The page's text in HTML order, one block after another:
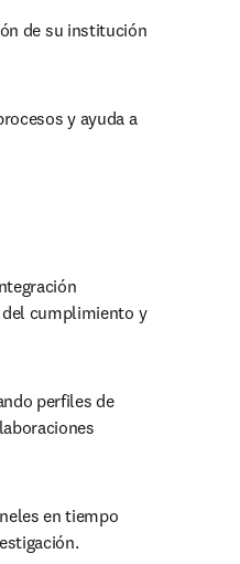
de su institución
y ayuda a
cumplimiento y
perfiles de
en tiempo